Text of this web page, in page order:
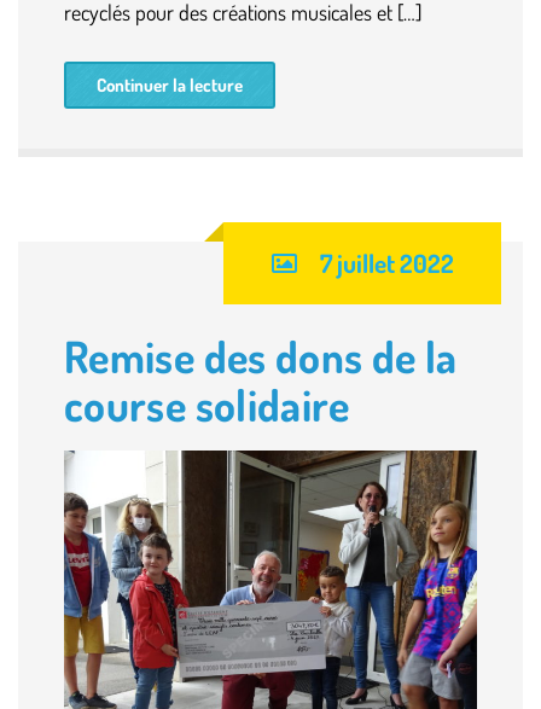
recyclés pour des créations musicales et […]
Continuer la lecture
7 juillet 2022
Remise des dons de la
course solidaire